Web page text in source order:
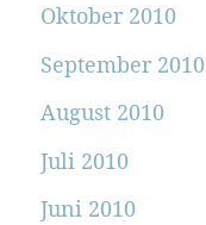
Oktober 2010
September 2010
August 2010
Juli 2010
Juni 2010